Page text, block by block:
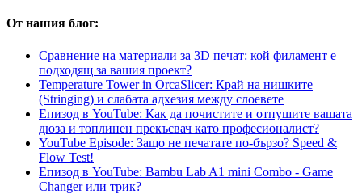
От нашия блог:
Сравнение на материали за 3D печат: кой филамент е
подходящ за вашия проект?
Temperature Tower in OrcaSlicer: Край на нишките
(Stringing) и слабата адхезия между слоевете
Епизод в YouTube: Как да почистите и отпушите вашата
дюза и топлинен прекъсвач като професионалист?
YouTube Episode: Защо не печатате по-бързо? Speed &
Flow Test!
Епизод в YouTube: Bambu Lab A1 mini Combo - Game
Changer или трик?